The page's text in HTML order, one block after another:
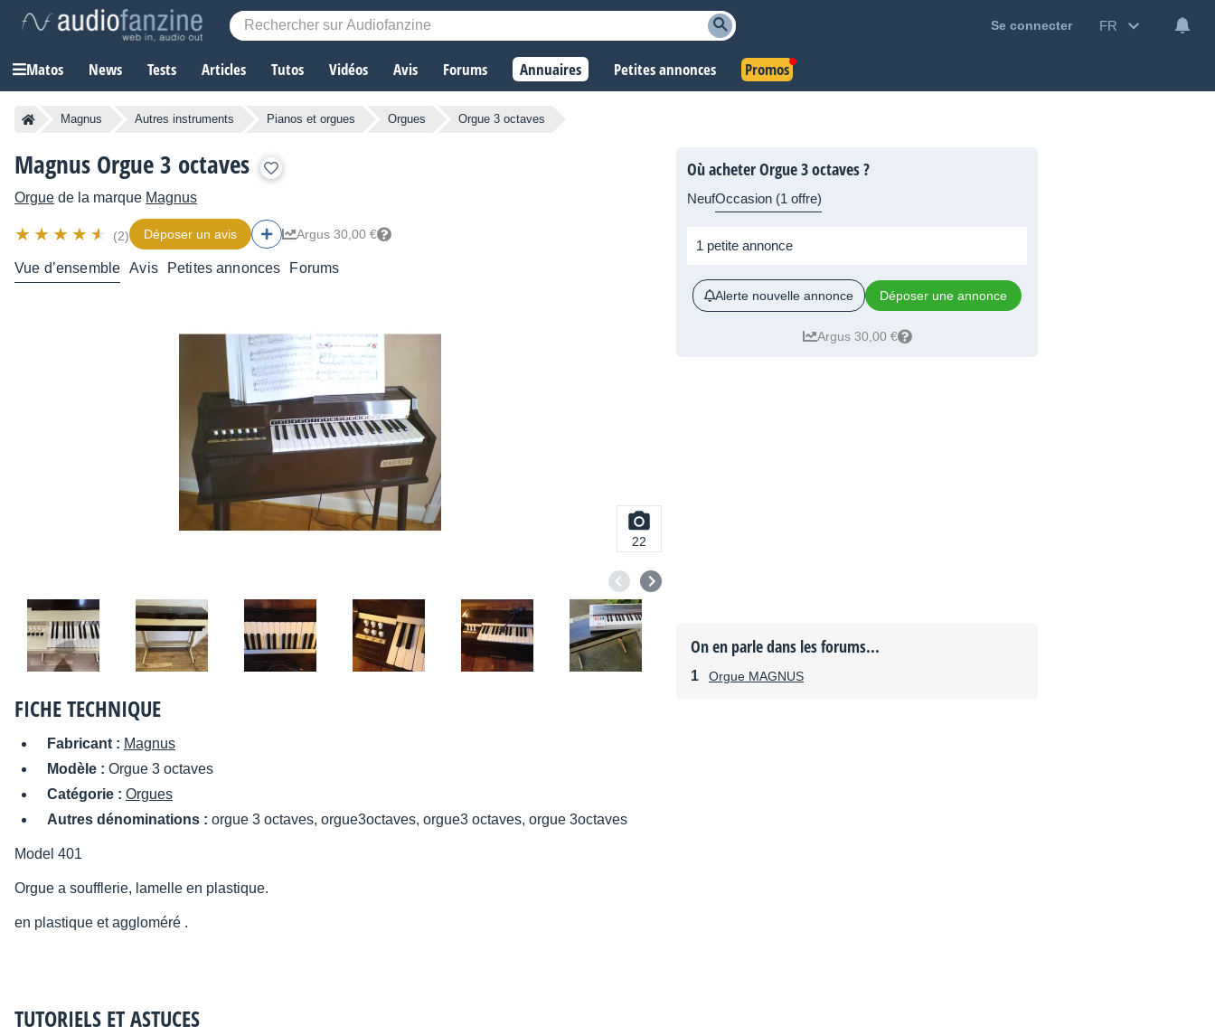
Se connecter FR
Matos News Tests Articles Tutos Vidéos Avis Forums Annuaires Petites annonces Promos
Magnus Autres instruments Pianos et orgues Orgues Orgue 3 octaves
Magnus Orgue 3 octaves
Orgue de la marque Magnus
(2) Déposer un avis Argus 30,00 €
Vue d’ensemble Avis Petites annonces Forums
22
FICHE TECHNIQUE
Fabricant : Magnus
Modèle : Orgue 3 octaves
Catégorie : Orgues
Autres dénominations : orgue 3 octaves, orgue3octaves, orgue3 octaves, orgue 3octaves
Model 401
Orgue a soufflerie, lamelle en plastique.
en plastique et aggloméré .
TUTORIELS ET ASTUCES
Où acheter Orgue 3 octaves ?
NeufOccasion (1 offre)
1 petite annonce
Alerte nouvelle annonce Déposer une annonce
Argus 30,00 €
On en parle dans les forums...
Orgue MAGNUS